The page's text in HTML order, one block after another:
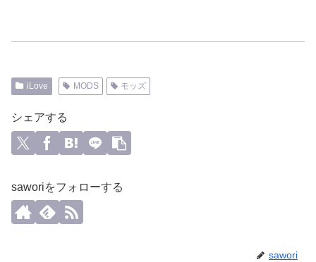
iLove MODS モッズ
シェアする
saworiをフォローする
sawori